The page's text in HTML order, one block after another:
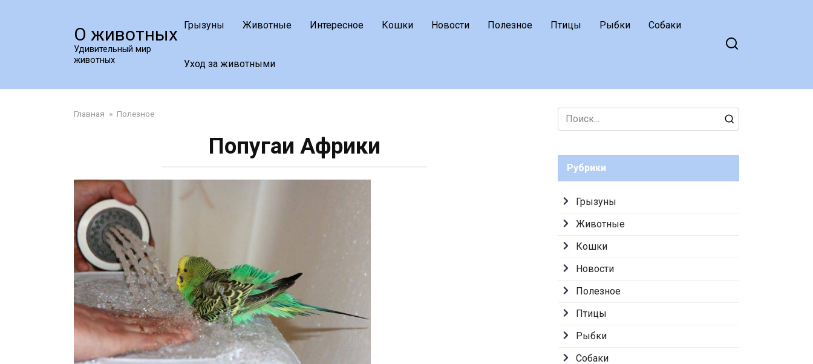
О животных
Удивительный мир
животных
Грызуны Животные Интересное Кошки Новости Полезное Птицы Рыбки Собаки
Уход за животными
Главная » Полезное
Попугаи Африки
Search
for:
Рубрики
Грызуны
Животные
Кошки
Новости
Полезное
Птицы
Рыбки
Собаки